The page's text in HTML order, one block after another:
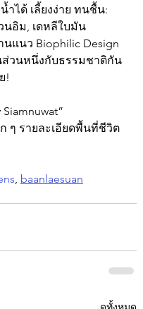
ได้ เลี้ยงง่าย ทนชื้น:
นอิม, เดหลีใบมัน
แนว Biophilic Design
ส่วนหนึ่งกับธรรมชาติกัน
!
ๆ รายละเอียดพื้นที่ชีวิต
, baanlaesuan